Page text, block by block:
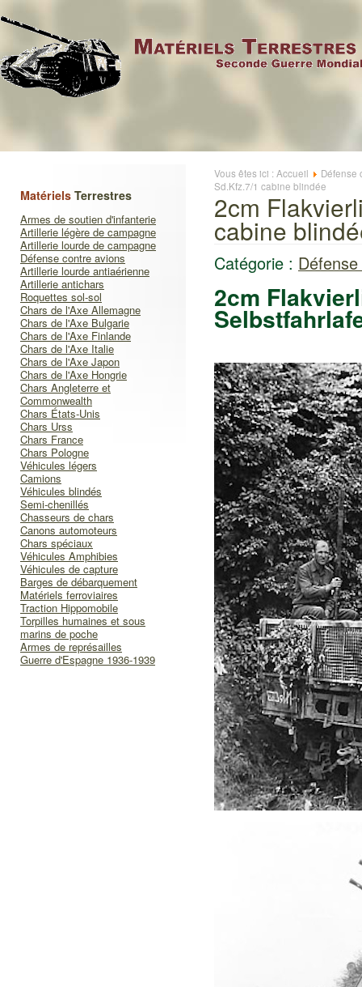
Matériels Terrestres
Armes de soutien d'infanterie
Artillerie légère de campagne
Artillerie lourde de campagne
Défense contre avions
Artillerie lourde antiaérienne
Artillerie antichars
Roquettes sol-sol
Chars de l'Axe Allemagne
Chars de l'Axe Bulgarie
Chars de l'Axe Finlande
Chars de l'Axe Italie
Chars de l'Axe Japon
Chars de l'Axe Hongrie
Chars Angleterre et
Commonwealth
Chars États-Unis
Chars Urss
Chars France
Chars Pologne
Véhicules légers
Camions
Véhicules blindés
Semi-chenillés
Chasseurs de chars
Canons automoteurs
Chars spéciaux
Véhicules Amphibies
Véhicules de capture
Barges de débarquement
Matériels ferroviaires
Traction Hippomobile
Torpilles humaines et sous
marins de poche
Armes de représailles
Guerre d'Espagne 1936-1939
Vous êtes ici : Accueil
Défense
Sd.Kfz.7/1 cabine blindée
2cm
cabine
Catégorie :
2cm